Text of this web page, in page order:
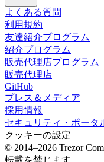
よくある質問
利用規約
友達紹介プログラム
紹介プログラム
販売代理店プログラム
販売代理店
GitHub
プレス＆メディア
採用情報
セキュリティ・ポータ
クッキーの設定
© 2014–2026 Trezor
転載を禁じます。